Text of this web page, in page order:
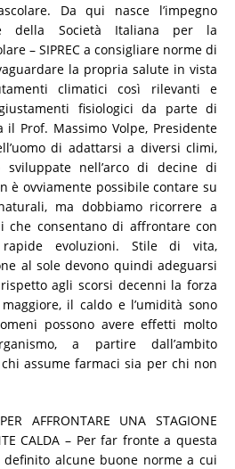
Da qui nasce l’impegno
della Società Italiana per la
– SIPREC a consigliare norme di
la propria salute in vista
climatici così rilevanti e
fisiologici da parte di
Prof. Massimo Volpe, Presidente
di adattarsi a diversi climi,
nell’arco di decine di
è ovviamente possibile contare su
ma dobbiamo ricorrere a
che consentano di affrontare con
evoluzioni. Stile di vita,
al sole devono quindi adeguarsi
agli scorsi decenni la forza
il caldo e l’umidità sono
possono avere effetti molto
a partire dall’ambito
assume farmaci sia per chi non
AFFRONTARE UNA STAGIONE
CALDA – Per far fronte a questa
definito alcune buone norme a cui